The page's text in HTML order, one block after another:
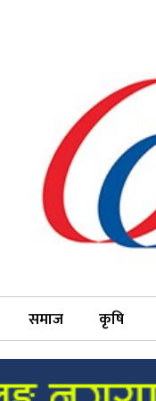
समाज कृषि